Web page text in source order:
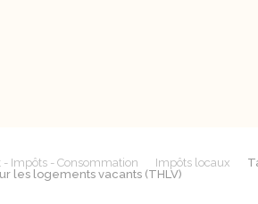
- Impôts - Consommation Impôts locaux
les logements vacants (THLV)